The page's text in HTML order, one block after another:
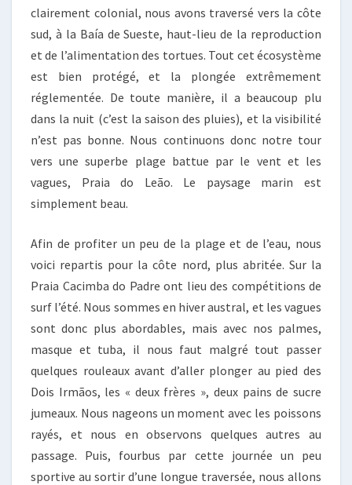
clairement colonial, nous avons traversé vers la côte
sud, à la Baía de Sueste, haut-lieu de la reproduction
et de l’alimentation des tortues. Tout cet écosystème
est bien protégé, et la plongée extrêmement
réglementée. De toute manière, il a beaucoup plu
dans la nuit (c’est la saison des pluies), et la visibilité
n’est pas bonne. Nous continuons donc notre tour
vers une superbe plage battue par le vent et les
vagues, Praia do Leão. Le paysage marin est
simplement beau.
Afin de profiter un peu de la plage et de l’eau, nous
voici repartis pour la côte nord, plus abritée. Sur la
Praia Cacimba do Padre ont lieu des compétitions de
surf l’été. Nous sommes en hiver austral, et les vagues
sont donc plus abordables, mais avec nos palmes,
masque et tuba, il nous faut malgré tout passer
quelques rouleaux avant d’aller plonger au pied des
Dois Irmãos, les « deux frères », deux pains de sucre
jumeaux. Nous nageons un moment avec les poissons
rayés, et nous en observons quelques autres au
passage. Puis, fourbus par cette journée un peu
sportive au sortir d’une longue traversée, nous allons